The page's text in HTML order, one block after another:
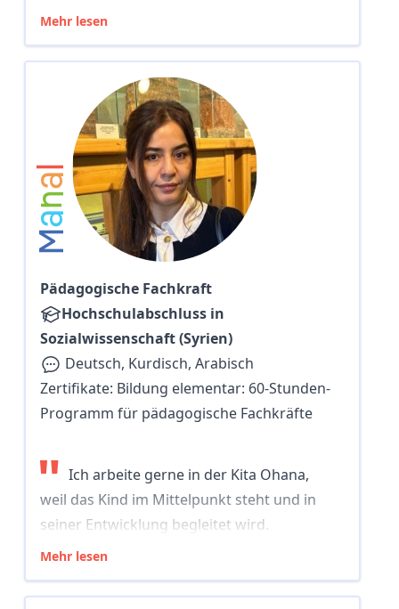
Mehr lesen
M
a
n
a
l
Pädagogische Fachkraft
Hochschulabschluss in
Sozialwissenschaft (Syrien)
Deutsch, Kurdisch, Arabisch
Zertifikate: Bildung elementar: 60-Stunden-
Programm für pädagogische Fachkräfte
" Ich arbeite gerne in der Kita Ohana,
weil das Kind im Mittelpunkt steht und in
seiner Entwicklung begleitet wird.
Mehr lesen